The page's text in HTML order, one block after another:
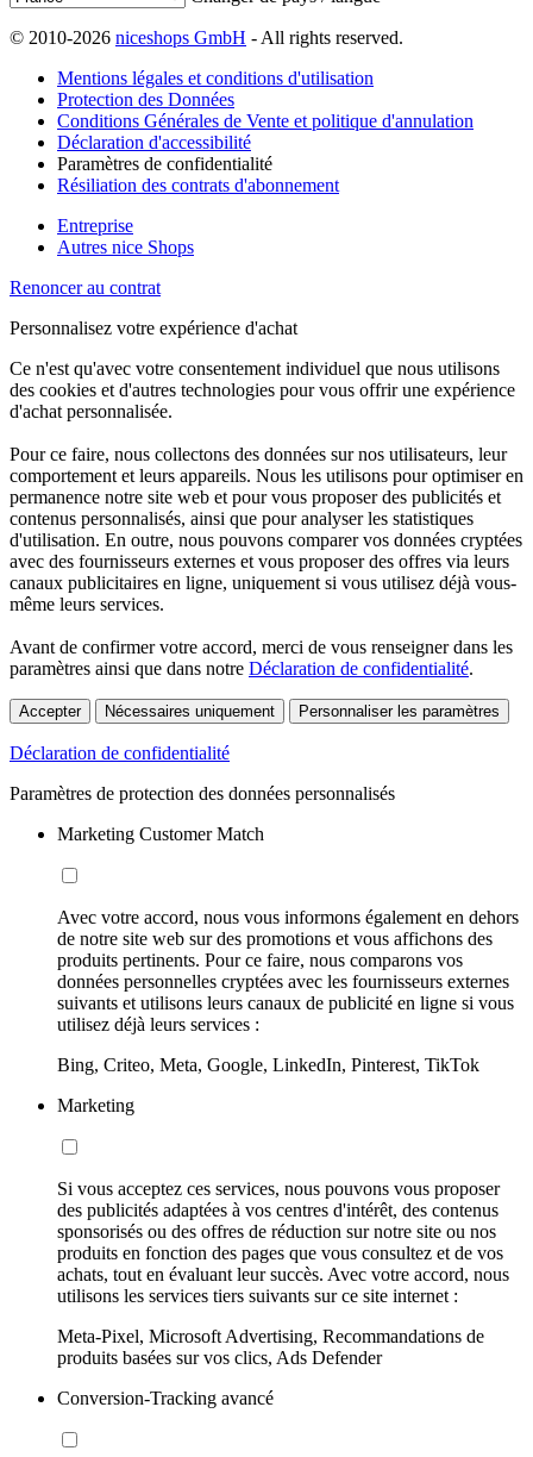
© 2010-2026 niceshops GmbH - All rights reserved.
Mentions légales et conditions d'utilisation
Protection des Données
Conditions Générales de Vente et politique d'annulation
Déclaration d'accessibilité
Paramètres de confidentialité
Résiliation des contrats d'abonnement
Entreprise
Autres nice Shops
Renoncer au contrat
Personnalisez votre expérience d'achat
Ce n'est qu'avec votre consentement individuel que nous utilisons
des cookies et d'autres technologies pour vous offrir une expérience
d'achat personnalisée.
Pour ce faire, nous collectons des données sur nos utilisateurs, leur
comportement et leurs appareils. Nous les utilisons pour optimiser en
permanence notre site web et pour vous proposer des publicités et
contenus personnalisés, ainsi que pour analyser les statistiques
d'utilisation. En outre, nous pouvons comparer vos données cryptées
avec des fournisseurs externes et vous proposer des offres via leurs
canaux publicitaires en ligne, uniquement si vous utilisez déjà vous-
même leurs services.
Avant de confirmer votre accord, merci de vous renseigner dans les
paramètres ainsi que dans notre Déclaration de confidentialité.
Accepter Nécessaires uniquement Personnaliser les paramètres
Déclaration de confidentialité
Paramètres de protection des données personnalisés
Marketing Customer Match
Avec votre accord, nous vous informons également en dehors
de notre site web sur des promotions et vous affichons des
produits pertinents. Pour ce faire, nous comparons vos
données personnelles cryptées avec les fournisseurs externes
suivants et utilisons leurs canaux de publicité en ligne si vous
utilisez déjà leurs services :
Bing, Criteo, Meta, Google, LinkedIn, Pinterest, TikTok
Marketing
Si vous acceptez ces services, nous pouvons vous proposer
des publicités adaptées à vos centres d'intérêt, des contenus
sponsorisés ou des offres de réduction sur notre site ou nos
produits en fonction des pages que vous consultez et de vos
achats, tout en évaluant leur succès. Avec votre accord, nous
utilisons les services tiers suivants sur ce site internet :
Meta-Pixel, Microsoft Advertising, Recommandations de
produits basées sur vos clics, Ads Defender
Conversion-Tracking avancé